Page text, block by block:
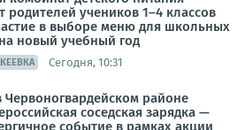
родителей учеников 1–4 классов
в выборе меню для школьных
новый учебный год
Сегодня, 10:31
Червоногвардейском районе
соседская зарядка —
событие в рамках акции